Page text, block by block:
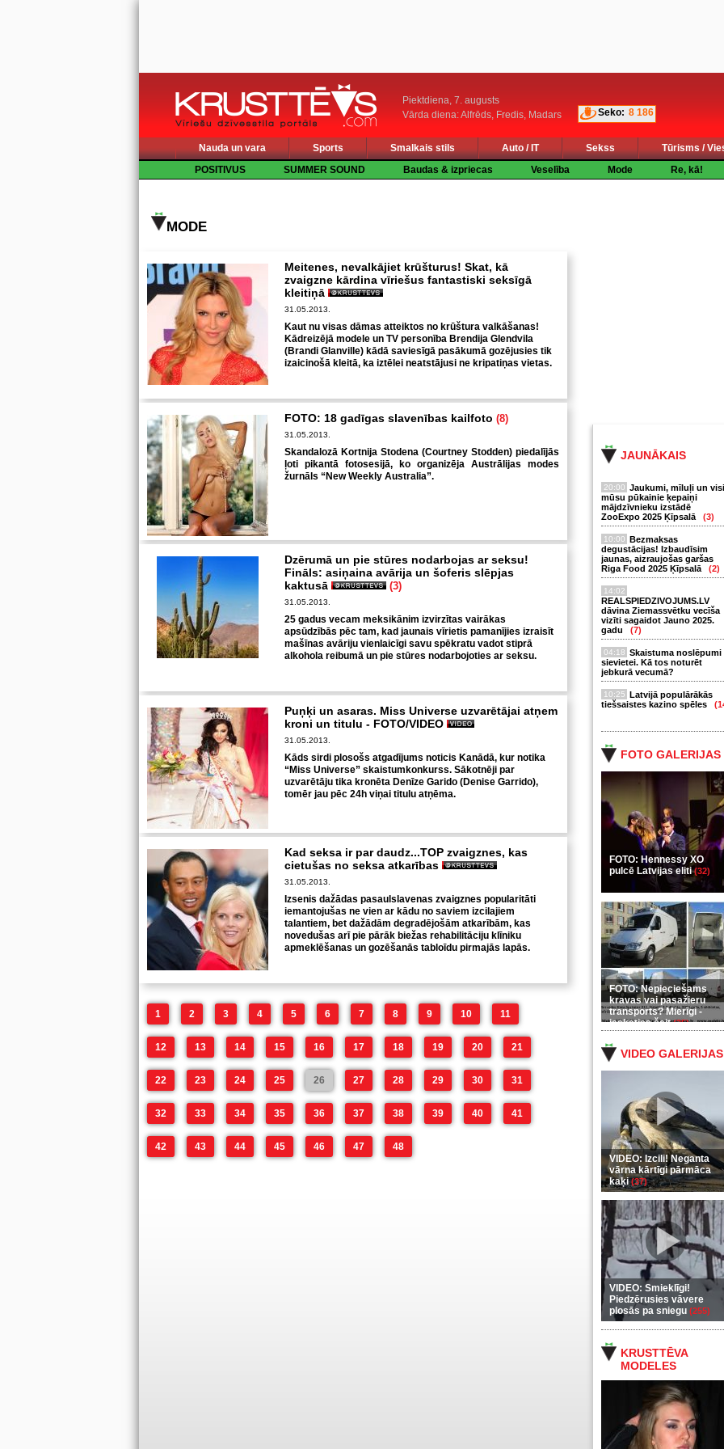
Piektdiena, 7. augusts
Vārda diena: Alfrēds, Fredis, Madars
Seko: 8 186
Nauda un vara Sports Smalkais stils Auto / IT Sekss
Tūrisms /
POSITIVUS
SUMMER SOUND Baudas & izpriecas Veselība Mode Re, kā!
JAUNĀKAIS
20:00 Jaukumi, mīluļi un visi
mūsu pūkainie ķepaiņi
mājdzīvnieku izstādē
ZooExpo 2025 Ķīpsalā
(3)
10:00 Bezmaksas
degustācijas! Izbaudīsim
jaunas, aizraujošas garšas
Riga Food 2025 Ķīpsalā
(2)
14:02
REALSPIEDZIVOJUMS.LV
dāvina Ziemassvētku vecīša
vizīti sagaidot Jauno 2025.
gadu
(7)
04:18 Skaistuma noslēpumi
sievietei. Kā tos noturēt
jebkurā vecumā?
10:25 Latvijā populārākās
tiešsaistes kazino spēles
FOTO GALERIJAS
FOTO: Hennessy XO
pulcē Latvijas eliti(32)
FOTO: Nepieciešams
kravas vai pasažieru
transports? Mierīgi -
ieskaties šeit(35)
VIDEO GALERIJAS
VIDEO: Izcili! Neganta
vārna kārtīgi pārmāca
kaķi(37)
VIDEO: Smieklīgi!
Piedzērusies vāvere
plosās pa sniegu (255)
KRUSTTĒVA
MODELES
MODE
Meitenes, nevalkājiet krūšturus! Skat, kā
zvaigzne kārdina vīriešus fantastiski seksīgā
kleitiņā
31.05.2013.
Kaut nu visas dāmas atteiktos no krūštura valkāšanas!
Kādreizējā modele un TV personība Brendija Glendvila
(Brandi Glanville) kādā saviesīgā pasākumā gozējusies tik
izaicinošā kleitā, ka iztēlei neatstājusi ne kripatiņas vietas.
FOTO: 18 gadīgas slavenības kailfoto (8)
31.05.2013.
Skandalozā Kortnija Stodena (Courtney Stodden) piedalījās
ļoti pikantā fotosesijā, ko organizēja Austrālijas modes
žurnāls “New Weekly Australia”.
Dzērumā un pie stūres nodarbojas ar seksu!
Fināls: asiņaina avārija un šoferis slēpjas
kaktusā
(3)
31.05.2013.
25 gadus vecam meksikānim izvirzītas vairākas
apsūdzībās pēc tam, kad jaunais vīrietis pamanījies izraisīt
mašīnas avāriju vienlaicīgi savu spēkratu vadot stiprā
alkohola reibumā un pie stūres nodarbojoties ar seksu.
Puņķi un asaras. Miss Universe uzvarētājai atņem
kroni un titulu - FOTO/VIDEO
31.05.2013.
Kāds sirdi plosošs atgadījums noticis Kanādā, kur notika
“Miss Universe” skaistumkonkurss. Sākotnēji par
uzvarētāju tika kronēta Denīze Garido (Denise Garrido),
tomēr jau pēc 24h viņai titulu atņēma.
Kad seksa ir par daudz...TOP zvaigznes, kas
cietušas no seksa atkarības
31.05.2013.
Izsenis dažādas pasaulslavenas zvaigznes popularitāti
iemantojušas ne vien ar kādu no saviem izcilajiem
talantiem, bet dažādām degradējošām atkarībām, kas
novedušas arī pie pārāk biežas rehabilitāciju klīniku
apmeklēšanas un gozēšanās tabloīdu pirmajās lapās.
1 2 3 4 5 6 7 8 9 10 11
12 13 14 15 16 17 18 19 20 21
22 23 24 25 26 27 28 29 30 31
32 33 34 35 36 37 38 39 40 41
42 43 44 45 46 47 48